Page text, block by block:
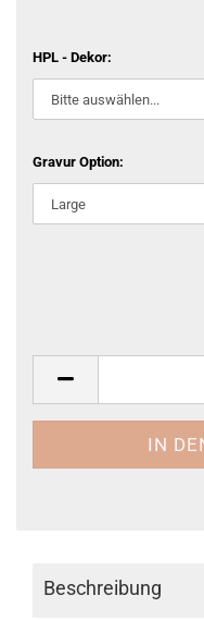
HPL - Dekor:
Gravur Option:
Beschreibung